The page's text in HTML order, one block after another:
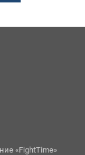
«FightTime»